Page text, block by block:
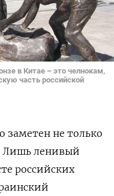
в Китае – это челнокам,
часть российской
не только
Лишь ленивый
российских